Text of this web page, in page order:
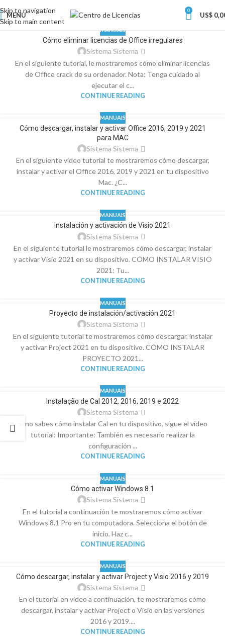
Skip to navigation
Skip to main content
MENU
0
US$
MANUAIS
Cómo eliminar licencias de Office irregulares
Sistema Sistema
En el siguiente tutorial, le mostraremos cómo eliminar licencias
de Office crack de su ordenador. Nota: Tenga cuidado al
ejecutar el c...
CONTINUE READING
MANUAIS
Cómo descargar, instalar y activar Office 2016, 2019 y 2021
para MAC
Sistema Sistema
En el siguiente video tutorial te mostraremos cómo descargar,
instalar y activar el Office 2016, 2019 y 2021 en tu dispositivo
Mac. ¿C...
CONTINUE READING
MANUAIS
Instalación y activación de Visio 2021
Sistema Sistema
En el siguiente tutorial le mostraremos cómo descargar, instalar
y activar Visio 2021 en su dispositivo. CÓMO INSTALAR VISIO
2021: Tu...
CONTINUE READING
MANUAIS
Proyecto de instalación/activación 2021
Sistema Sistema
En el siguiente tutorial te mostraremos cómo descargar, instalar
y activar Project 2021 en tu dispositivo. CÓMO INSTALAR
PROYECTO 2021...
CONTINUE READING
MANUAIS
Instalação de Cal 2012, 2016, 2019 e 2022
Sistema Sistema
Si no sabes cómo instalar Cal en tu dispositivo, sigue el vídeo
tutorial: Importante: También es necesario realizar la
configuración ...
CONTINUE READING
MANUAIS
Cómo activar Windows 8.1
Sistema Sistema
En el tutorial a continuación te mostraremos cómo activar
Windows 8.1 Pro en tu computadora. Selecciona el botón de
inicio. Haz c...
CONTINUE READING
MANUAIS
Cómo descargar, instalar y activar Project y Visio 2016 y 2019
Sistema Sistema
En el tutorial en video a continuación, te mostraremos cómo
descargar, instalar y activar Project o Visio en las versiones
2016 y 2019....
CONTINUE READING